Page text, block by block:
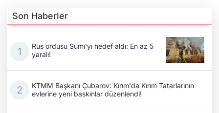
Son Haberler
Rus ordusu Sumı'yı hedef aldı: En az 5
yaralı!
KTMM Başkanı Çubarov: Kırım'da Kırım Tatarlarının
evlerine yeni baskınlar düzenlendi!